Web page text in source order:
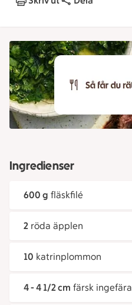
Ingredienser
600 g fläskfilé
2 röda äpplen
10 katrinplommon
4 - 4 1/2 cm färsk ingefära